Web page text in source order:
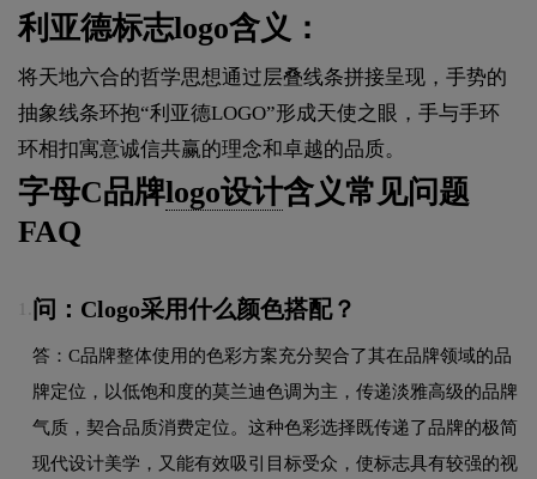
利亚德标志logo含义：
将天地六合的哲学思想通过层叠线条拼接呈现，手势的
抽象线条环抱“利亚德LOGO”形成天使之眼，手与手环
环相扣寓意诚信共赢的理念和卓越的品质。
字母C品牌logo设计含义常见问题
FAQ
问：Clogo采用什么颜色搭配？
答：C品牌整体使用的色彩方案充分契合了其在品牌领域的品
牌定位，以低饱和度的莫兰迪色调为主，传递淡雅高级的品牌
气质，契合品质消费定位。这种色彩选择既传递了品牌的极简
现代设计美学，又能有效吸引目标受众，使标志具有较强的视